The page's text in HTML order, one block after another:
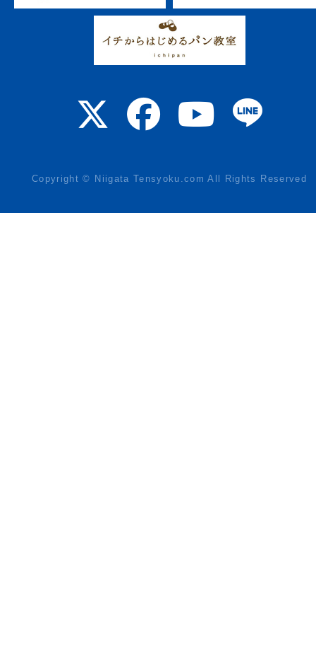
Copyright © Niigata Tensyoku.com All Rights Reserved